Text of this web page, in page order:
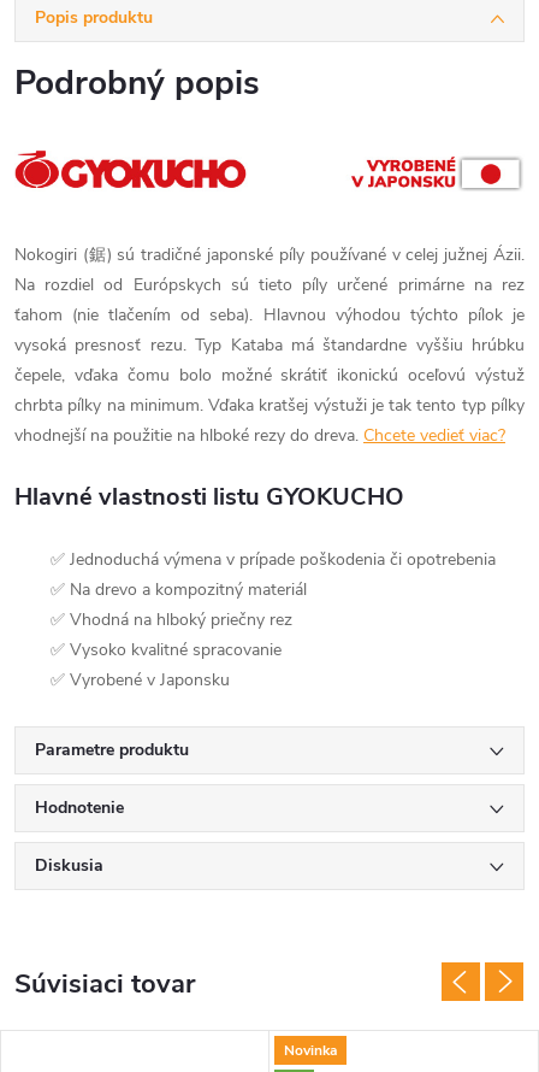
Popis produktu
Podrobný popis
Nokogiri (鋸) sú tradičné japonské píly používané v celej južnej Ázii.
Na rozdiel od Európskych sú tieto píly určené primárne na rez
ťahom (nie tlačením od seba). Hlavnou výhodou týchto pílok je
vysoká presnosť rezu. Typ Kataba má štandardne vyššiu hrúbku
čepele, vďaka čomu bolo možné skrátiť ikonickú oceľovú výstuž
chrbta pílky na minimum. Vďaka kratšej výstuži je tak tento typ pílky
vhodnejší na použitie na hlboké rezy do dreva. Chcete vedieť viac?
Hlavné vlastnosti listu GYOKUCHO
✅ Jednoduchá výmena v prípade poškodenia či opotrebenia
✅ Na drevo a kompozitný materiál
✅ Vhodná na hlboký priečny rez
✅ Vysoko kvalitné spracovanie
✅ Vyrobené v Japonsku
Parametre produktu
Hodnotenie
Diskusia
Súvisiaci tovar
Novinka